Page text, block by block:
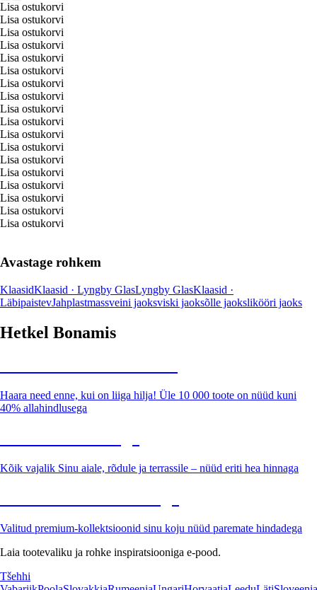
Lisa ostukorvi
Lisa ostukorvi
Lisa ostukorvi
Lisa ostukorvi
Lisa ostukorvi
Lisa ostukorvi
Lisa ostukorvi
Lisa ostukorvi
Lisa ostukorvi
Lisa ostukorvi
Lisa ostukorvi
Lisa ostukorvi
Lisa ostukorvi
Lisa ostukorvi
Lisa ostukorvi
Lisa ostukorvi
Lisa ostukorvi
Lisa ostukorvi
Avastage rohkem
KlaasidKlaasid · Lyngby GlasLyngby GlasKlaasid ·
LäbipaistevJahplastmassveini jaoksviski jaoksõlle jaokslikööri jaoks
Hetkel Bonamis
Haara need enne, kui on liiga hilja! Üle 10 000 toote on nüüd kuni
40% allahindlusega
Kõik vajalik Sinu aiale, rõdule ja terrassile – nüüd eriti hea hinnaga
Valitud premium-kollektsioonid sinu koju nüüd paremate hindadega
Laia tootevaliku ja rohke inspiratsiooniga e-pood.
Tšehhi